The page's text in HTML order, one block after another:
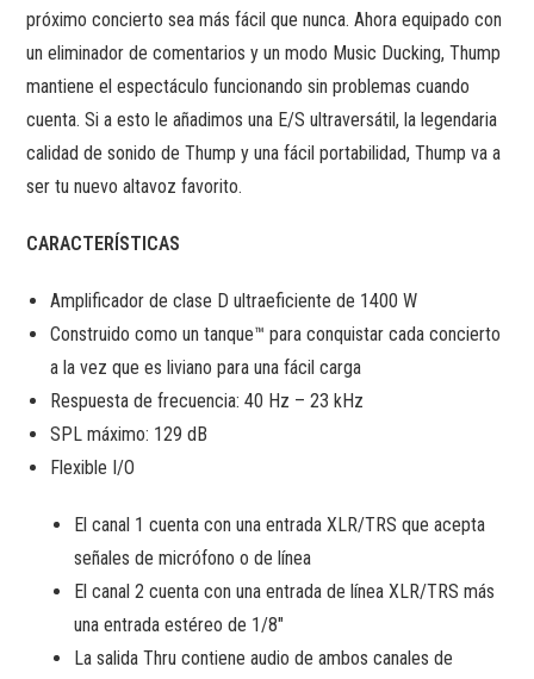
próximo concierto sea más fácil que nunca. Ahora equipado con
un eliminador de comentarios y un modo Music Ducking, Thump
mantiene el espectáculo funcionando sin problemas cuando
cuenta. Si a esto le añadimos una E/S ultraversátil, la legendaria
calidad de sonido de Thump y una fácil portabilidad, Thump va a
ser tu nuevo altavoz favorito.
CARACTERÍSTICAS
Amplificador de clase D ultraeficiente de 1400 W
Construido como un tanque™ para conquistar cada concierto
a la vez que es liviano para una fácil carga
Respuesta de frecuencia: 40 Hz – 23 kHz
SPL máximo: 129 dB
Flexible I/O
El canal 1 cuenta con una entrada XLR/TRS que acepta
señales de micrófono o de línea
El canal 2 cuenta con una entrada de línea XLR/TRS más
una entrada estéreo de 1/8″
La salida Thru contiene audio de ambos canales de